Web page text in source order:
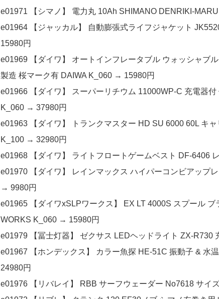
e01971 【シマノ】 電力丸 10Ah SHIMANO DENRIKI-
e01964 【ジャッカル】 自動膨張式ライフジャケット
15980円
e01969 【ダイワ】 オートインフレータブル ウォッシャブ
製造 桜マーク有 DAIWA K_060 → 15980円
e01966 【ダイワ】 スーパーリチウム 11000WP-C 充電器
K_060 → 37980円
e01963 【ダイワ】 トランクマスター HD SU 6000 60L キ
K_100 → 32980円
e01968 【ダイワ】 ライトフロートゲームベスト DF-6406
e01970 【ダイワ】 レインマックス ハイパーコンビアップ
→ 9980円
e01965 【ダイワxSLPワークス】 EX LT 4000S スプール
WORKS K_060 → 15980円
e01979 【冨士灯器】 ゼクサス LEDヘッドライト ZX-R730
e01967 【ホンデックス】 カラー魚探 HE-51C 振動子 & 水
24980円
e01976 【リバレイ】 RBB サーフウェーダー No7618 サイ